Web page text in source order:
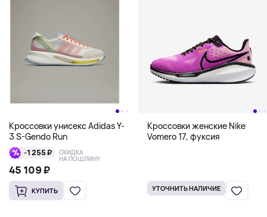
Кроссовки унисекс Adidas Y-
3 S-Gendo Run
-1 255 ₽ СКИДКА
НА ПОШЛИНУ
45 109 ₽
КУПИТЬ
Кроссовки женские Nike
Vomero 17, фуксия
УТОЧНИТЬ НАЛИЧИЕ